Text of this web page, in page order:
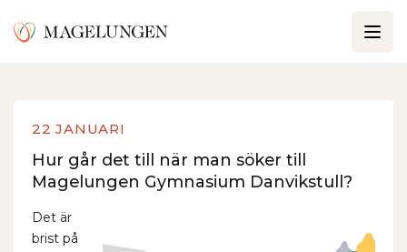
22 JANUARI
Hur går det till när man söker till
Magelungen Gymnasium Danvikstull?
Det är
brist på